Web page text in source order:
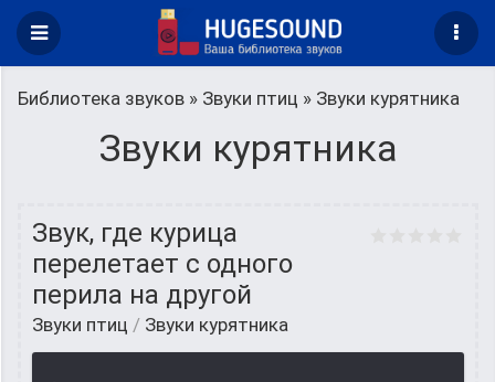
Библиотека звуков » Звуки птиц » Звуки курятника
Звуки курятника
Звук, где курица
перелетает с одного
перила на другой
Звуки птиц / Звуки курятника